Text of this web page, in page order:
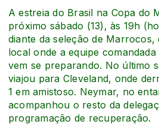
A estreia do Brasil na Copa do
próximo sábado (13), às 19h
diante da seleção de Marrocos,
local onde a equipe
vem se preparando. No último
viajou para Cleveland, onde
1 em amistoso. Neymar, no
acompanhou o resto da
programação de recuperação.